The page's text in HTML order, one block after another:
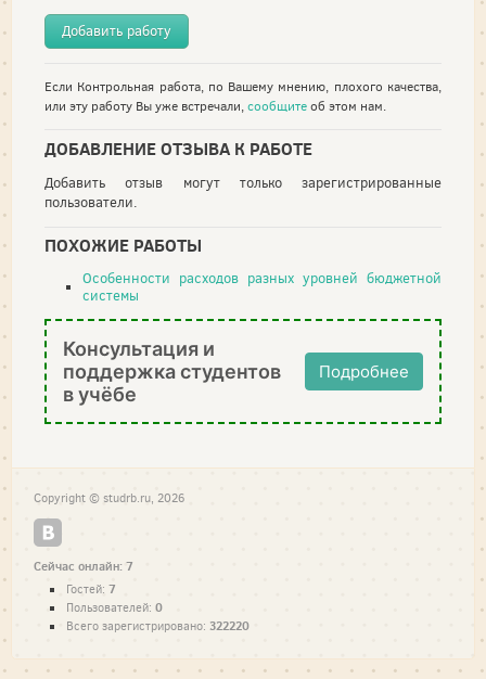
Добавить работу
Если Контрольная работа, по Вашему мнению, плохого качества,
или эту работу Вы уже встречали,сообщитеоб этом нам.
ДОБАВЛЕНИЕ ОТЗЫВА К РАБОТЕ
Добавить отзыв могут только зарегистрированные
пользователи.
ПОХОЖИЕ РАБОТЫ
Особенности расходов разных уровней бюджетной
системы
Консультация и
поддержка студентов
в учёбе
Подробнее
Copyright © studrb.ru, 2026
Сейчас онлайн: 7
Гостей: 7
Пользователей: 0
Всего зарегистрировано: 322220